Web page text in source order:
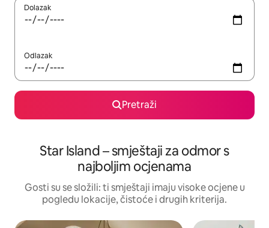
Dolazak
Odlazak
Pretraži
Star Island – smještaji za odmor s
najboljim ocjenama
Gosti su se složili: ti smještaji imaju visoke ocjene u
pogledu lokacije, čistoće i drugih kriterija.